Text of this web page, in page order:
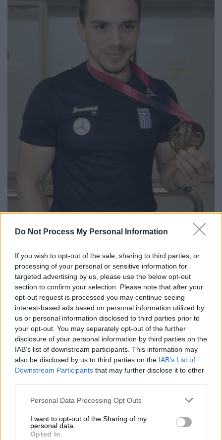
Do Not Process My Personal Information
If you wish to opt-out of the sale, sharing to third parties, or
processing of your personal or sensitive information for
targeted advertising by us, please use the below opt-out
section to confirm your selection. Please note that after your
opt-out request is processed you may continue seeing
interest-based ads based on personal information utilized by
us or personal information disclosed to third parties prior to
your opt-out. You may separately opt-out of the further
disclosure of your personal information by third parties on the
IAB’s list of downstream participants. This information may
also be disclosed by us to third parties on the IAB’s List of
Downstream Participants that may further disclose it to other
Please note that this website/app uses one or more Google
not limited to your visit or usage behaviour. You may click to
grant or deny consent to Google and its third-party tags to
Personal Data Processing Opt Outs
I want to opt-out of the Sharing of my
personal data.
Opted In
Λευτέρης Πετρούνιας
Η άφιξη του Λευτέρη Πετρούνια από την Ντόχα (Intime)
Για τον μεγάλο του αντίπαλο Άρτουρ Ζανέτι
και το άγχος που είχε στον αγώνα, σχολίασε:
«Καταρχάς θέλω να πω δύο πράγματα.
Έφτασα σε αυτή τη διοργάνωση χωρίς να
έχω καθόλου πίεση. Όταν έφτασα στον
αγώνα είδα πολλές ελληνικές σημαίες, είδα
περισσότερους από 1.000 Έλληνες. Όταν
τους είδα, αγχώθηκα κάπως και συγκινήθηκα.
προσπάθεια του Βραζιλιάνου, ήταν ένας
πολύ σημαντικός αντίπαλος».